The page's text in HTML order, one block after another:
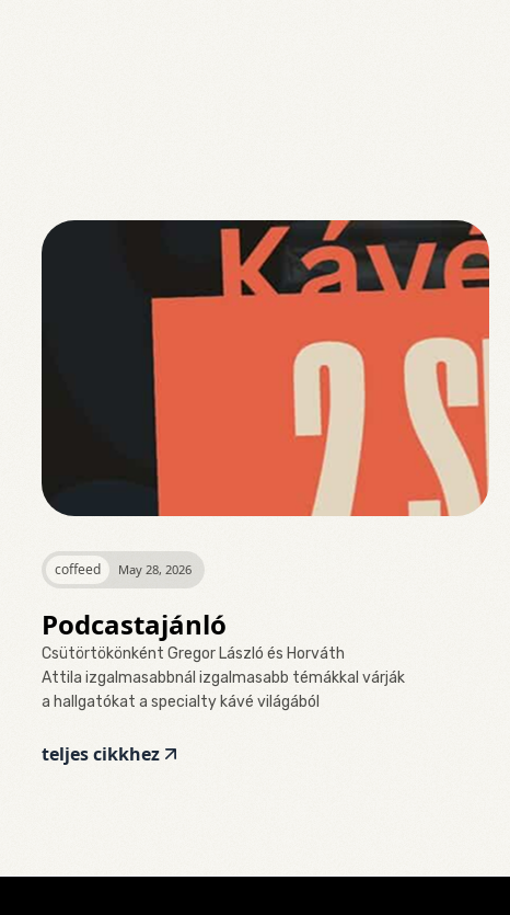
coffeed May 28, 2026
Podcastajánló
Csütörtökönként Gregor László és Horváth
Attila izgalmasabbnál izgalmasabb témákkal várják
a hallgatókat a specialty kávé világából
teljes cikkhez